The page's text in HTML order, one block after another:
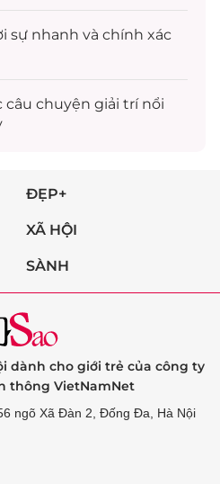
sự nhanh và chính xác
câu chuyện giải trínổi
ĐẸP+
XÃ HỘI
SÀNH
dành cho giới trẻ của công ty
thông VietNamNet
ngõ Xã Đàn 2, Đống Đa, Hà Nội